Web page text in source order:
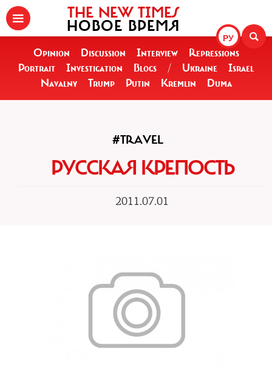
РУ
THE NEW TIMES
НОВОЕ ВРЕМЯ
Opinion Discussion Interview
Repressions
Portrait
Investigation Blogs / Ukraine
Israel
Navalny
Trump Putin Kremlin Duma
#TRAVEL
РУССКАЯ КРЕПОСТЬ
2011.07.01